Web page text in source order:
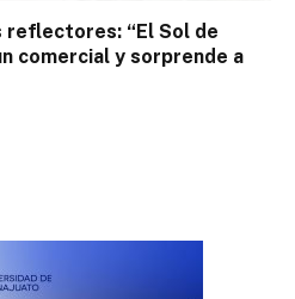
reflectores: “El Sol de
comercial y sorprende a